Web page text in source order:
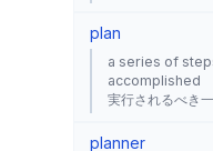
plan
a series of
accomplished
実行されるべき
planner